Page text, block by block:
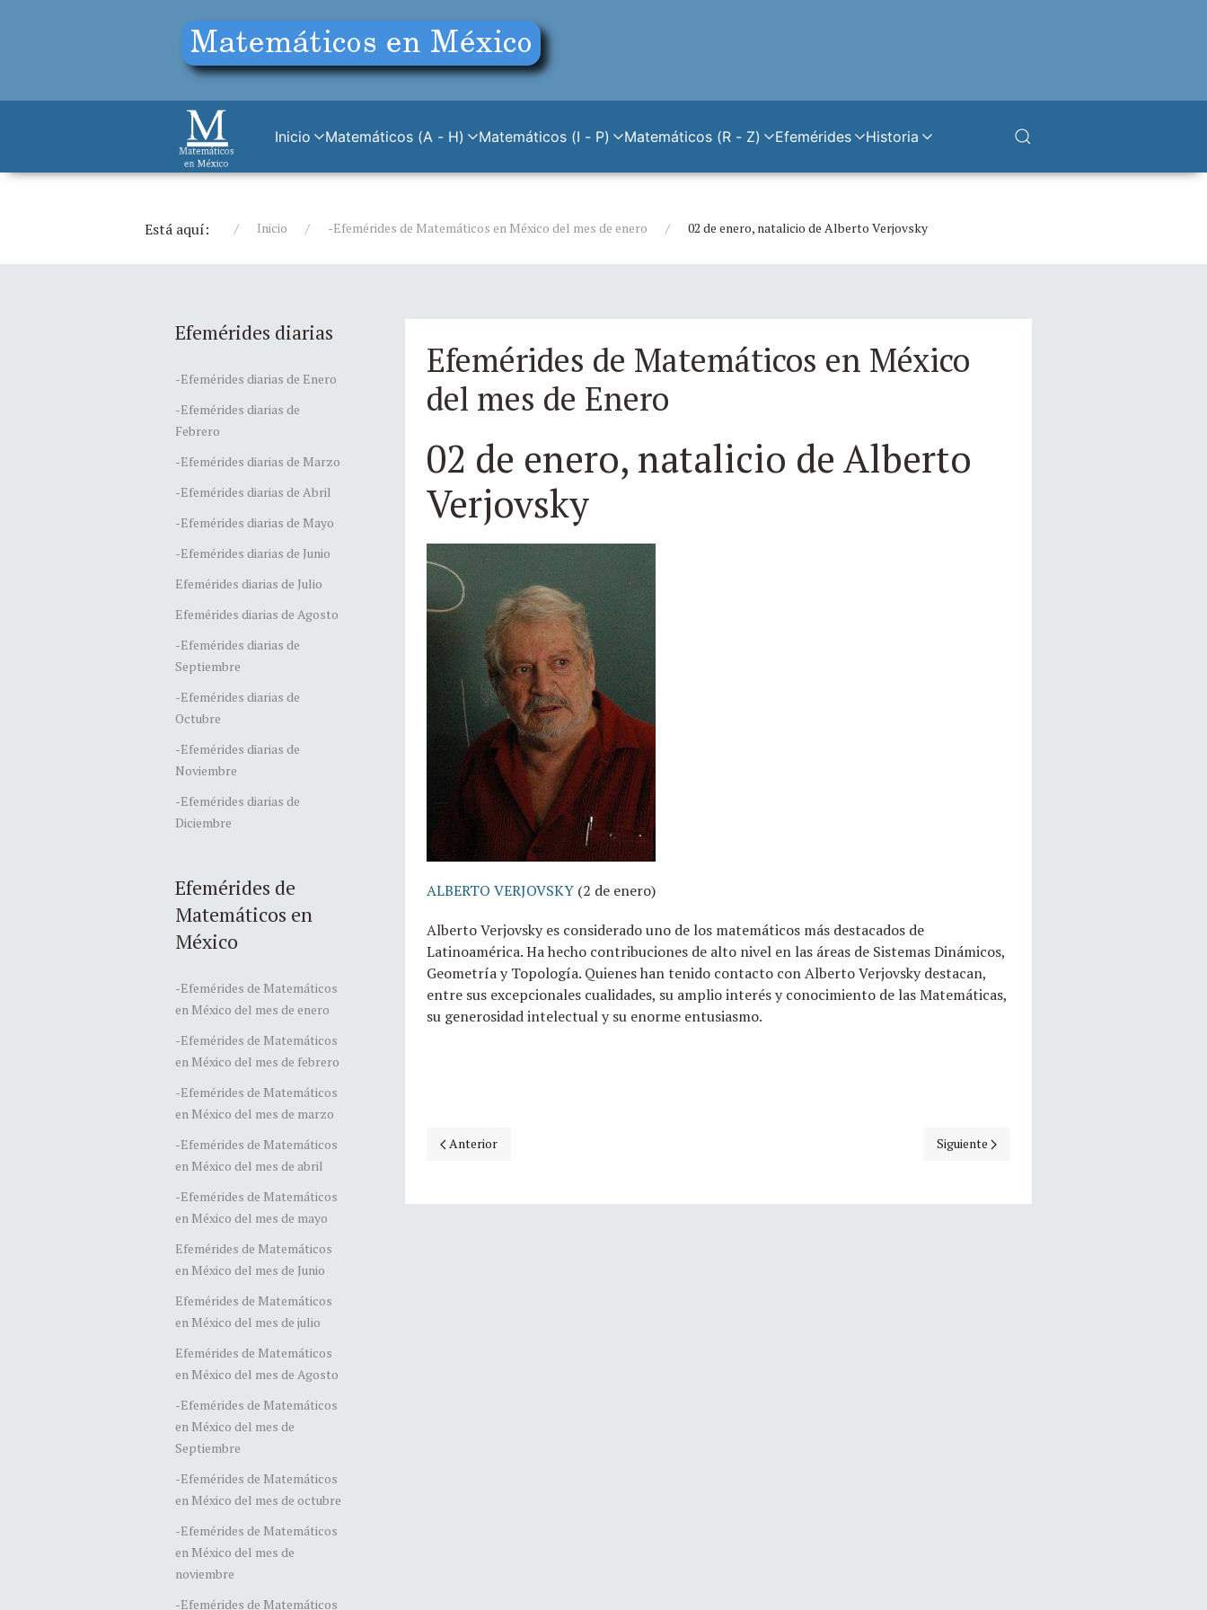
Inicio Matemáticos (A - H) Matemáticos (I - P) Matemáticos (R - Z) Efemérides Historia
Está aquí: Inicio -Efemérides de Matemáticos en México del mes de enero 02 de enero, natalicio de Alberto Verjovsky
Efemérides diarias
-Efemérides diarias de Enero
-Efemérides diarias de
Febrero
-Efemérides diarias de Marzo
-Efemérides diarias de Abril
-Efemérides diarias de Mayo
-Efemérides diarias de Junio
Efemérides diarias de Julio
Efemérides diarias de Agosto
-Efemérides diarias de
Septiembre
-Efemérides diarias de
Octubre
-Efemérides diarias de
Noviembre
-Efemérides diarias de
Diciembre
Efemérides de
Matemáticos en
México
-Efemérides de Matemáticos
en México del mes de enero
-Efemérides de Matemáticos
en México del mes de febrero
-Efemérides de Matemáticos
en México del mes de marzo
-Efemérides de Matemáticos
en México del mes de abril
-Efemérides de Matemáticos
en México del mes de mayo
Efemérides de Matemáticos
en México del mes de Junio
Efemérides de Matemáticos
en México del mes de julio
Efemérides de Matemáticos
en México del mes de Agosto
-Efemérides de Matemáticos
en México del mes de
Septiembre
-Efemérides de Matemáticos
en México del mes de octubre
-Efemérides de Matemáticos
en México del mes de
noviembre
-Efemérides de Matemáticos
Efemérides de Matemáticos en México
del mes de Enero
02 de enero, natalicio de Alberto
Verjovsky
ALBERTO VERJOVSKY (2 de enero)
Alberto Verjovsky es considerado uno de los matemáticos más destacados de
Latinoamérica. Ha hecho contribuciones de alto nivel en las áreas de Sistemas Dinámicos,
Geometría y Topología. Quienes han tenido contacto con Alberto Verjovsky destacan,
entre sus excepcionales cualidades, su amplio interés y conocimiento de las Matemáticas,
su generosidad intelectual y su enorme entusiasmo.
Artículo anterior: 01 de enero, natalicio de Manuela Garín
Anterior Artículo siguiente: 03 de enero, aniversario
Siguiente